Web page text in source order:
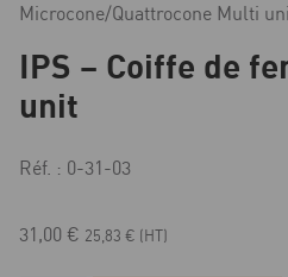
Microcone/Quattrocone Multi
IPS – Coiffe de
unit
Réf. : 0-31-03
31,00 € 25,83 € (HT)